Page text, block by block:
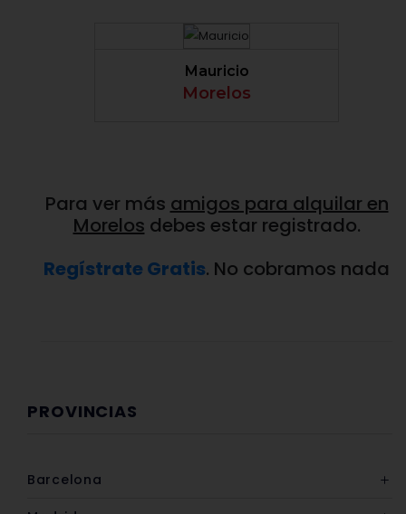
Mauricio
Morelos
Para ver más amigos para alquilar en
Morelos debes estar registrado.
Regístrate Gratis. No cobramos nada
PROVINCIAS
Barcelona